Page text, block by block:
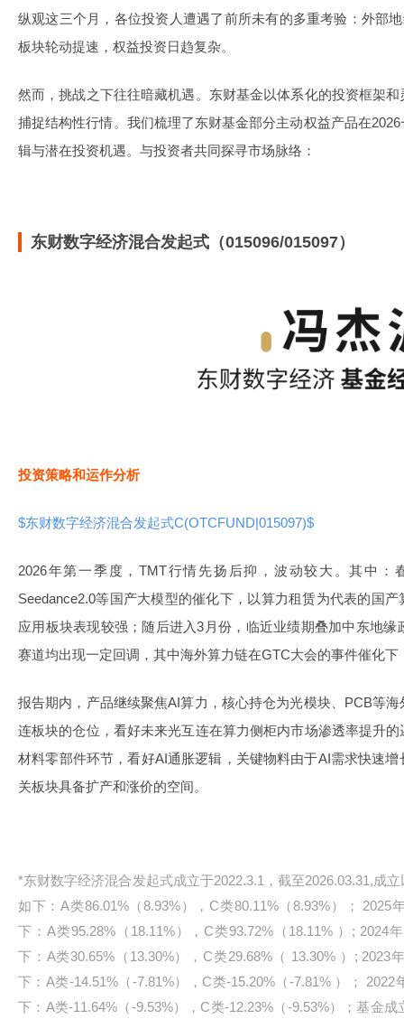
纵观这三个月，各位投资人遭遇了前所未有的多重考验：外部
板块轮动提速，权益投资日趋复杂。
然而，挑战之下往往暗藏机遇。东财基金以体系化的投资框架
捕捉结构性行情。我们梳理了东财基金部分主动权益产品在
辑与潜在投资机遇。与投资者共同探寻市场脉络：
东财数字经济混合发起式（015096/015097）
投资策略和运作分析
$东财数字经济混合发起式C(OTCFUND|015097)$
2026年第一季度，TMT行情先扬后抑，波动较大。其中：
Seedance2.0等国产大模型的催化下，以算力租赁为代表的国
应用板块表现较强；随后进入3月份，临近业绩期叠加中东地
赛道均出现一定回调，其中海外算力链在GTC大会的事件催化下
报告期内，产品继续聚焦AI算力，核心持仓为光模块、PCB等
连板块的仓位，看好未来光互连在算力侧柜内市场渗透率提升
材料零部件环节，看好AI通胀逻辑，关键物料由于AI需求快速
关板块具备扩产和涨价的空间。
*东财数字经济混合发起式成立于2022.3.1，截至2026.03.31,成
如下：A类86.01%（8.93%），C类80.11%（8.93%）； 2025
下：A类95.28%（18.11%），C类93.72%（18.11% ）; 2024
下：A类30.65%（13.30%），C类29.68%（ 13.30% ）; 2023
下：A类-14.51%（-7.81%），C类-15.20%（-7.81% ）；
下：A类-11.64%（-9.53%），C类-12.23%（-9.53%）；基金